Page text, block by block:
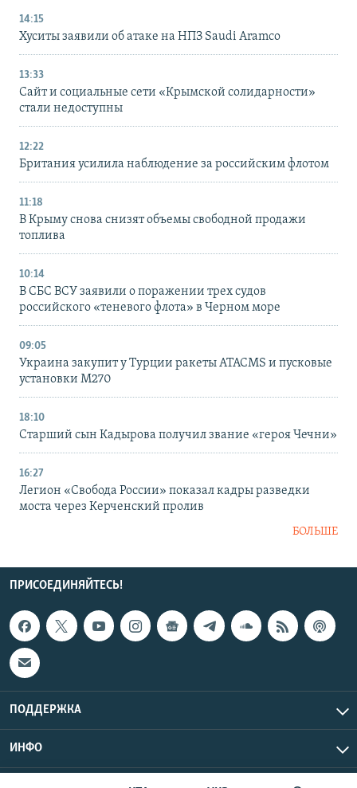
14:15
Хуситы заявили об атаке на НПЗ Saudi Aramco
13:33
Сайт и социальные сети «Крымской солидарности»
стали недоступны
12:22
Британия усилила наблюдение за российским флотом
11:18
В Крыму снова снизят объемы свободной продажи
топлива
10:14
В СБС ВСУ заявили о поражении трех судов
российского «теневого флота» в Черном море
09:05
Украина закупит у Турции ракеты ATACMS и пусковые
установки M270
18:10
Старший сын Кадырова получил звание «героя Чечни»
16:27
Легион «Свобода России» показал кадры разведки
моста через Керченский пролив
БОЛЬШЕ
ПРИСОЕДИНЯЙТЕСЬ!
ПОДДЕРЖКА
ИНФО